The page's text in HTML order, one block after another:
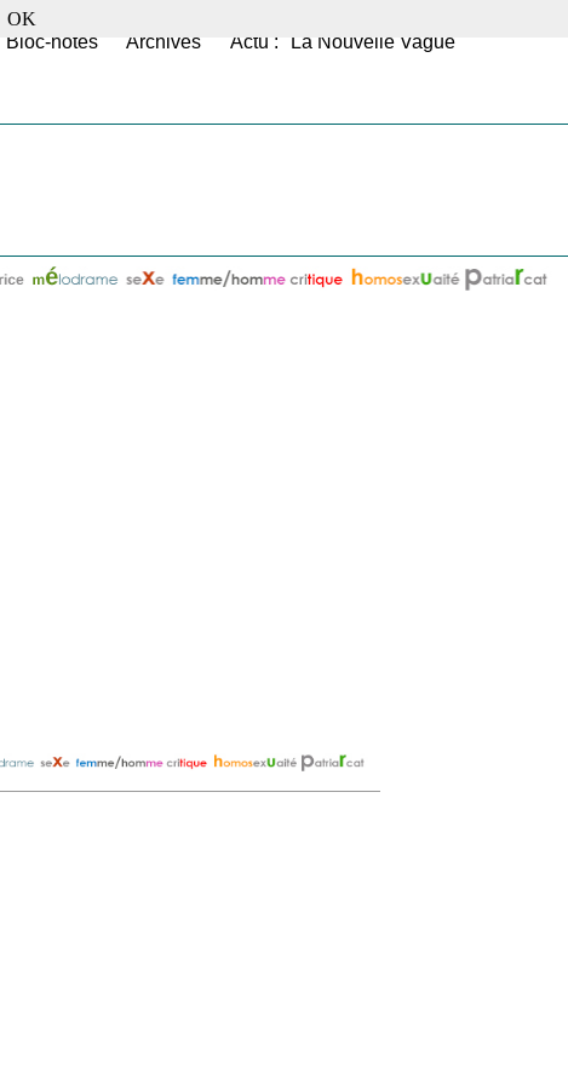
Bloc-notes Archives
Actu : "La Nouvelle Vague"
OK